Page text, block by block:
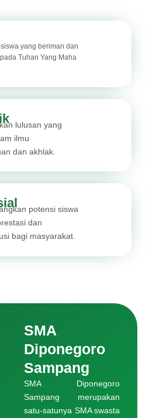
yang beriman dan
Tuhan Yang Maha
lulusan yang
ilmu
dan akhlak.
potensi siswa
dan
bagi masyarakat.
SMA
Diponegoro
Sampang
SMA Diponegoro
Sampang merupakan
satu-satunya SMA swasta